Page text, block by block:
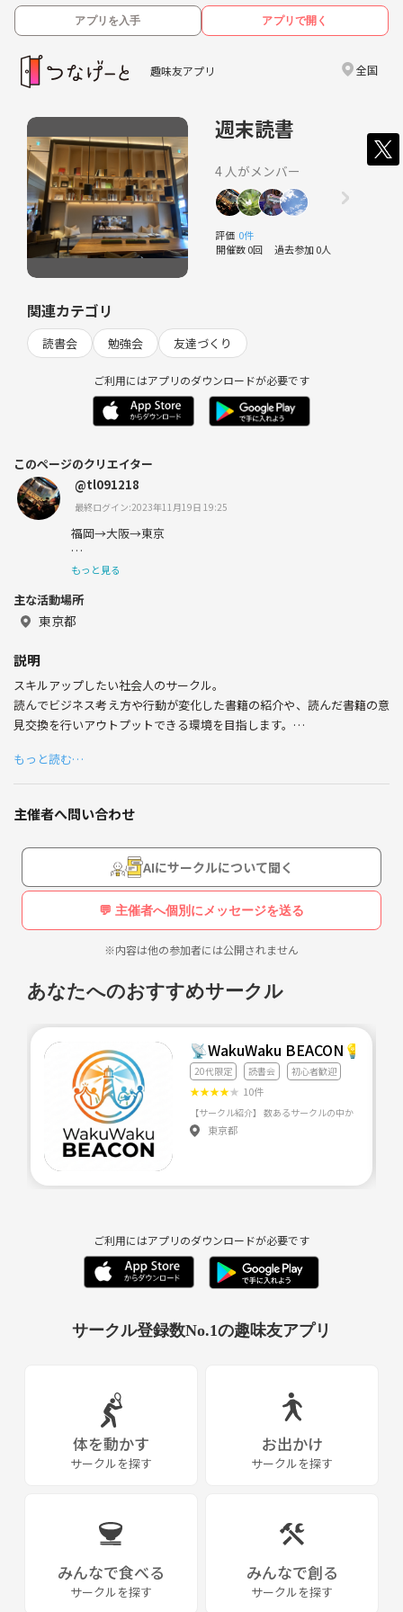
アプリを入手 アプリで開く
趣味友アプリ 全国
週末読書
4 人がメンバー
評価 0件
開催数 0回 過去参加 0人
関連カテゴリ
読書会 勉強会 友達づくり
ご利用にはアプリのダウンロードが必要です
このページのクリエイター
@tl091218
最終ログイン:2023年11月19日 19:25
福岡→大阪→東京
読書/ボランティア/旅行
普段繋がれない方とお話ししたいです
もっと見る
主な活動場所
東京都
説明
スキルアップしたい社会人のサークル。
読んでビジネス考え方や行動が変化した書籍の紹介や、読んだ書籍の意
見交換を行いアウトプットできる環境を目指します。
もっと読む…
主催者へ問い合わせ
AIにサークルについて聞く
💬 主催者へ個別にメッセージを送る
※内容は他の参加者には公開されません
あなたへのおすすめサークル
📡WakuWaku BEACON💡～つ
20代限定 読書会 初心者歓迎
★★★★★ 10件
東京都
ご利用にはアプリのダウンロードが必要です
サークル登録数No.1の趣味友アプリ
体を動かす
サークルを探す
お出かけ
サークルを探す
みんなで食べる
サークルを探す
みんなで創る
サークルを探す